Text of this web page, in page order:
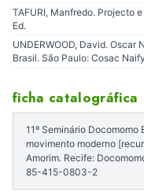
TAFURI, Manfredo. Projecto
Ed.
UNDERWOOD, David. Oscar
Brasil. São Paulo: Cosac
ficha catalográfica
11º Seminário
movimento moderno
Amorim. Recife:
85-415-0803-2